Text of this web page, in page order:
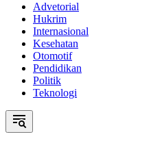
Advetorial
Hukrim
Internasional
Kesehatan
Otomotif
Pendidikan
Politik
Teknologi